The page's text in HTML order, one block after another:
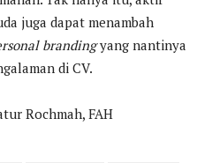
juga dapat menambah
brandingyang nantinya
di CV.
Rochmah, FAH